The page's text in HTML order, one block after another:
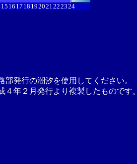
15 16 17 18 192021222324
発行の潮汐を使用してください。
年２月発行より複製したものです。